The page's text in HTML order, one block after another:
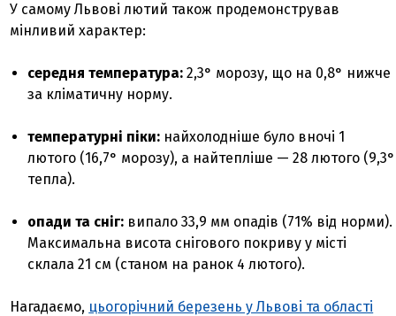
У самому Львові лютий також продемонстрував
мінливий характер:
середня температура: 2,3° морозу, що на 0,8° нижче
за кліматичну норму.
температурні піки: найхолодніше було вночі 1
лютого (16,7° морозу), а найтепліше — 28 лютого (9,3°
тепла).
опади та сніг: випало 33,9 мм опадів (71% від норми).
Максимальна висота снігового покриву у місті
склала 21 см (станом на ранок 4 лютого).
Нагадаємо, цьогорічний березень у Львові та області